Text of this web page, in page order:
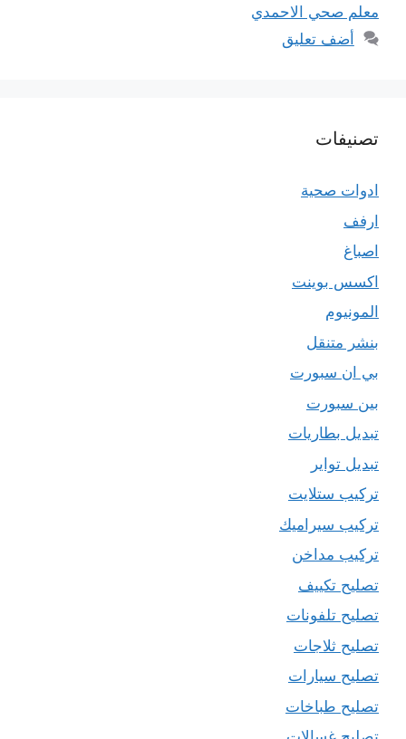
معلم صحي الاحمدي
أضف تعليق
تصنيفات
ادوات صحية
ارفف
اصباغ
اكسس بوينت
المونيوم
بنشر متنقل
بي ان سبورت
بين سبورت
تبديل بطاريات
تبديل تواير
تركيب ستلايت
تركيب سيراميك
تركيب مداخن
تصليح تكييف
تصليح تلفونات
تصليح ثلاجات
تصليح سيارات
تصليح طباخات